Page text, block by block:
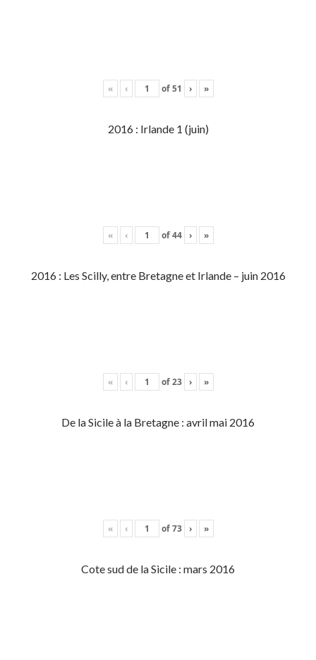
« ‹ of51 › »
2016 : Irlande 1 (juin)
« ‹ of44 › »
2016 : Les Scilly, entre Bretagne et Irlande – juin 2016
« ‹ of23 › »
De la Sicile à la Bretagne : avril mai 2016
« ‹ of73 › »
Cote sud de la Sicile : mars 2016